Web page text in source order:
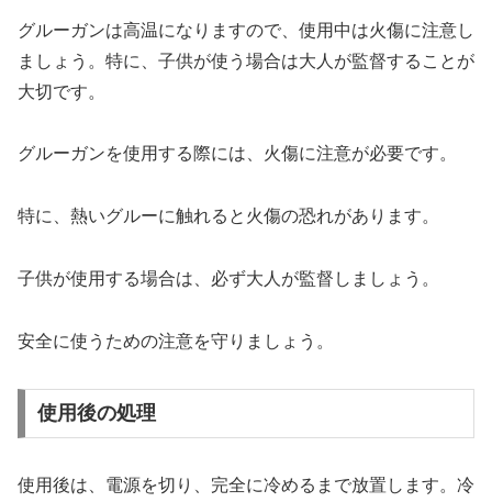
グルーガンは高温になりますので、使用中は火傷に注意し
ましょう。特に、子供が使う場合は大人が監督することが
大切です。
グルーガンを使用する際には、火傷に注意が必要です。
特に、熱いグルーに触れると火傷の恐れがあります。
子供が使用する場合は、必ず大人が監督しましょう。
安全に使うための注意を守りましょう。
使用後の処理
使用後は、電源を切り、完全に冷めるまで放置します。冷